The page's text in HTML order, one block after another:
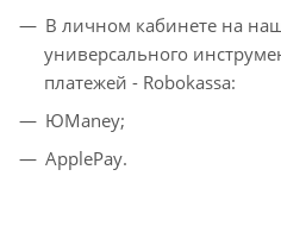
В личном кабинете на
универсального
платежей - Robokassa:
ЮManey;
ApplePay.